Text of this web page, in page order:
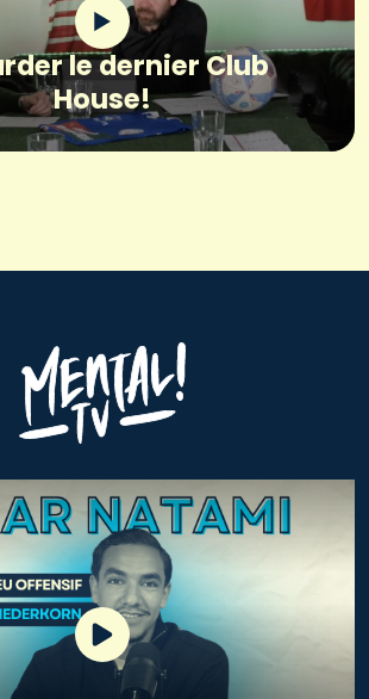
le dernier Club
House!